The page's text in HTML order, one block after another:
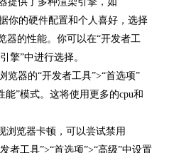
你的硬件配置和个人喜好，选择
器的性能。你可以在“开发者工
擎”中进行选择。
览器的“开发者工具”>“首选项”
能”模式。这将使用更多的cpu和
浏览器卡顿，可以尝试禁用
者工具”>“首选项”>“高级”中设置